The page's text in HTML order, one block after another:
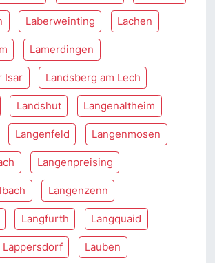
Laberweinting Lachen
Lamerdingen
Isar Landsberg am Lech
Landshut Langenaltheim
Langenfeld Langenmosen
Langenpreising
Langenzenn
Langfurth Langquaid
Lappersdorf Lauben